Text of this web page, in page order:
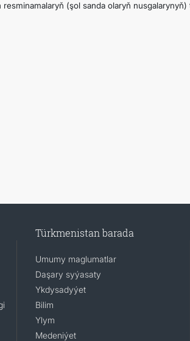
(şol sanda olaryň
Türkmenistan barada
Umumy maglumatlar
Daşary syýasaty
Ykdysadyýet
Bilim
Ylym
Medeniýet